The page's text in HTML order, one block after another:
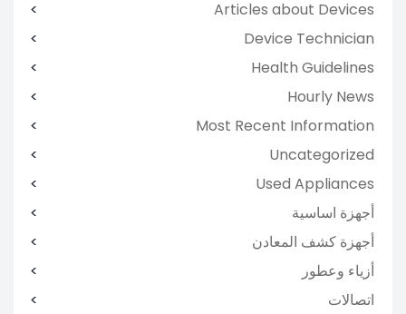
Articles about Devices
Device Technician
Health Guidelines
Hourly News
Most Recent Information
Uncategorized
Used Appliances
أجهزة اساسية
أجهزة كشف المعادن
أزياء وعطور
اتصالات